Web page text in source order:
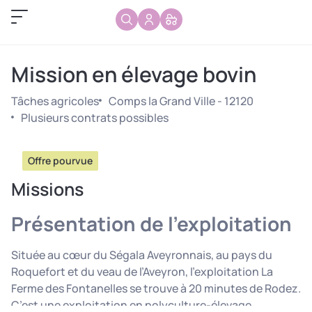
Mission en élevage bovin
Tâches agricoles
Comps la Grand Ville - 12120
Plusieurs contrats possibles
Offre pourvue
Missions
Présentation de l’exploitation
Située au cœur du Ségala Aveyronnais, au pays du
Roquefort et du veau de l’Aveyron, l’exploitation La
Ferme des Fontanelles se trouve à 20 minutes de Rodez.
C’est une exploitation en polyculture-élevage,